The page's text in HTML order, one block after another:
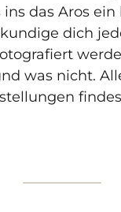
ins das Aros
dich
was nicht.